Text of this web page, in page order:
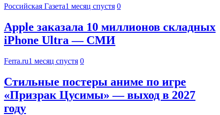
Российская Газета1 месяц спустя 0
Apple заказала 10 миллионов складных
iPhone Ultra — СМИ
Ferra.ru1 месяц спустя 0
Стильные постеры аниме по игре
«Призрак Цусимы» — выход в 2027
году